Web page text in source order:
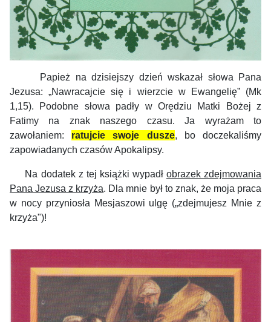
Papież na dzisiejszy dzień wskazał słowa Pana
Jezusa: „Nawracajcie się i wierzcie w Ewangelię” (Mk
1,15). Podobne słowa padły w Orędziu Matki Bożej z
Fatimy na znak naszego czasu. Ja wyrażam to
zawołaniem: ratujcie swoje dusze, bo doczekaliśmy
zapowiadanych czasów Apokalipsy.
Na dodatek z tej książki wypadł obrazek zdejmowania
Pana Jezusa z krzyża. Dla mnie był to znak, że moja praca
w nocy przyniosła Mesjaszowi ulgę („zdejmujesz Mnie z
krzyża")!